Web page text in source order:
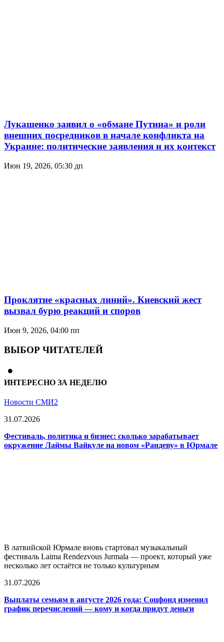
Лукашенко заявил о «обмане Путина» и роли
внешних посредников в начале конфликта на
Украине: политические заявления и их контекст
Июн 19, 2026, 05:30 дп
Проклятие «красных линий». Киевский жест
вызвал бурю реакций и споров
Июн 9, 2026, 04:00 пп
ВЫБОР ЧИТАТЕЛЕЙ
ИНТЕРЕСНО ЗА НЕДЕЛЮ
Новости СМИ2
31.07.2026
Фестиваль, политика и бизнес: сколько зарабатывает
окружение Лаймы Вайкуле на новом «Рандеву» в Юрмале
В латвийской Юрмале вновь стартовал музыкальный
фестиваль Laima Rendezvous Jurmala — проект, который уже
несколько лет остаётся не только культурным
31.07.2026
Выплаты семьям в августе 2026 года: Соцфонд изменил
график перечислений — кому и когда придут деньги